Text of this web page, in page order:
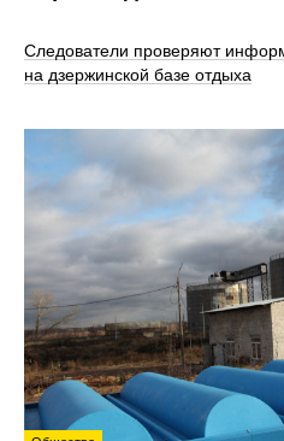
Следователи проверяют
на дзержинской базе отдыха